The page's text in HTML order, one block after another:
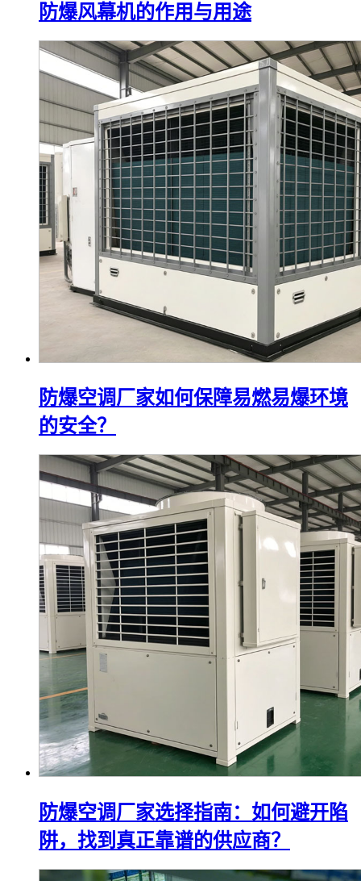
防爆风幕机的作用与用途
防爆空调厂家如何保障易燃易爆环境
的安全？
防爆空调厂家选择指南：如何避开陷
阱，找到真正靠谱的供应商？